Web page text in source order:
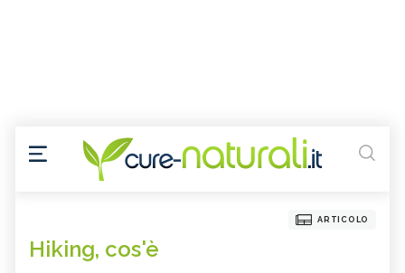
ARTICOLO
Hiking, cos'è